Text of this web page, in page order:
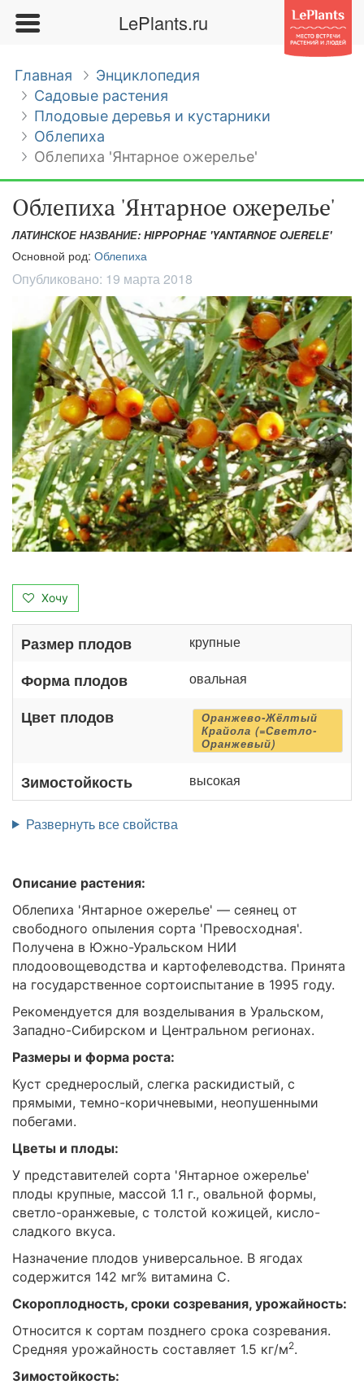
LePlants.ru
Главная
Энциклопедия
Садовые растения
Плодовые деревья и кустарники
Облепиха
Облепиха 'Янтарное ожерелье'
Облепиха 'Янтарное ожерелье'
ЛАТИНСКОЕ НАЗВАНИЕ: HIPPOPHAE 'YANTARNOE OJERELE'
Основной род: Облепиха
Опубликовано: 19 марта 2018
Хочу
Размер плодов крупные
Форма плодов овальная
Цвет плодов
Оранжево-Жёлтый
Крайола (=Светло-
Оранжевый)
Зимостойкость высокая
Развернуть все свойства
Описание растения:
Облепиха 'Янтарное ожерелье' — сеянец от
свободного опыления сорта 'Превосходная'.
Получена в Южно-Уральском НИИ
плодоовощеводства и картофелеводства. Принята
на государственное сортоиспытание в 1995 году.
Рекомендуется для возделывания в Уральском,
Западно-Сибирском и Центральном регионах.
Размеры и форма роста:
Куст среднерослый, слегка раскидистый, с
прямыми, темно-коричневыми, неопушенными
побегами.
Цветы и плоды:
У представителей сорта 'Янтарное ожерелье'
плоды крупные, массой 1.1 г., овальной формы,
светло-оранжевые, с толстой кожицей, кисло-
сладкого вкуса.
Назначение плодов универсальное. В ягодах
содержится 142 мг% витамина С.
Скороплодность, сроки созревания, урожайность:
Относится к сортам позднего срока созревания.
Средняя урожайность составляет 1.5 кг/м2.
Зимостойкость: